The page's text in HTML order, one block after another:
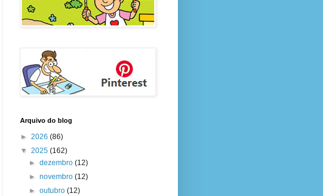
Arquivo do blog
► 2026 (86)
▼ 2025 (162)
► dezembro (12)
► novembro (12)
► outubro (12)